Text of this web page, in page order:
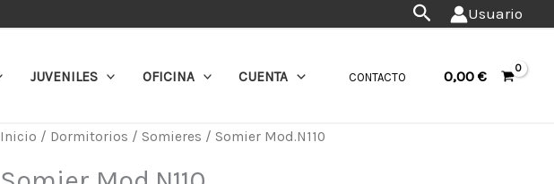
BuscarUsuario
JUVENILES OFICINA CUENTA CONTACTO 0,00 €
Inicio / Dormitorios / Somieres / Somier Mod.N110
Rango
Somier